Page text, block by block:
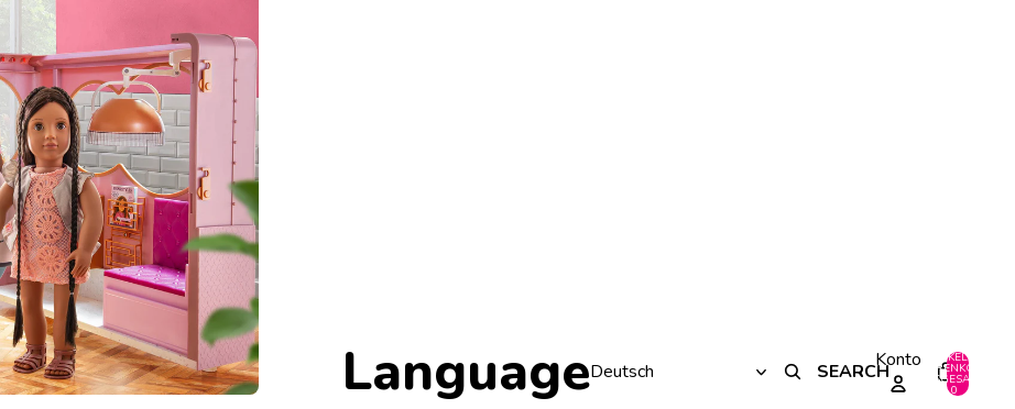
Language SEARCHKonto ARTIKEL IM
WARENKORB
INSGESAMT:
0